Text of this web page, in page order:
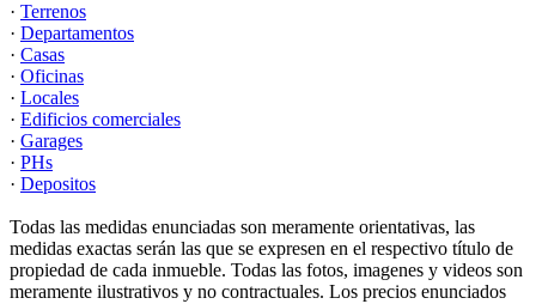
· Terrenos
· Departamentos
· Casas
· Oficinas
· Locales
· Edificios comerciales
· Garages
· PHs
· Depositos
Todas las medidas enunciadas son meramente orientativas, las
medidas exactas serán las que se expresen en el respectivo título de
propiedad de cada inmueble. Todas las fotos, imagenes y videos son
meramente ilustrativos y no contractuales. Los precios enunciados